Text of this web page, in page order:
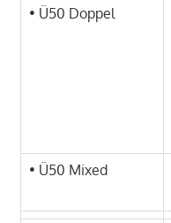
• Ü50 Doppel
• Ü50 Mixed